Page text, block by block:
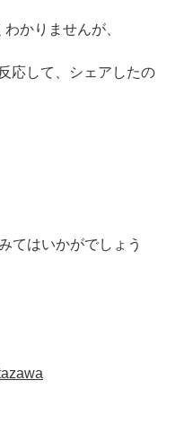
かりませんが、
応して、シェアしたの
てはいかがでしょう